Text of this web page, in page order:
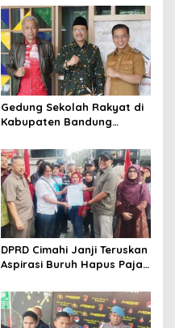
Rebranding RSUD Cibabat
Gedung Sekolah Rakyat di
Kabupaten Bandung
Siap Tampung Dua Ribu
Siswa
DPRD Cimahi Janji Teruskan
Aspirasi Buruh Hapus Pajak
dan DPR